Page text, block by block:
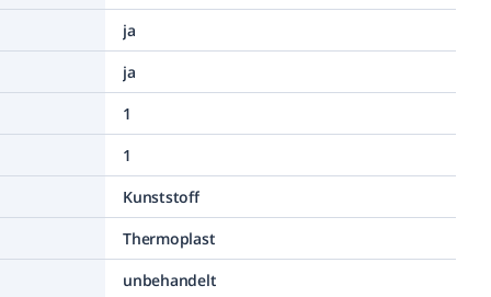
ja
ja
1
1
Kunststoff
Thermoplast
unbehandelt